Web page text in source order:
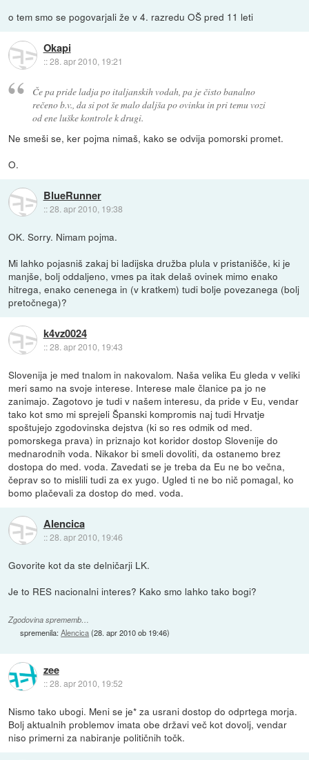
o tem smo se pogovarjali že v 4. razredu OŠ pred 11 leti
Okapi
::28. apr 2010, 19:21
Če pa pride ladja po italjanskih vodah, pa je čisto banalno
rečeno b.v., da si pot še malo daljša po ovinku in pri temu vozi
od ene luške kontrole k drugi.
Ne smeši se, ker pojma nimaš, kako se odvija pomorski promet.
O.
BlueRunner
::28. apr 2010, 19:38
OK. Sorry. Nimam pojma.
Mi lahko pojasniš zakaj bi ladijska družba plula v pristanišče, ki je
manjše, bolj oddaljeno, vmes pa itak delaš ovinek mimo enako
hitrega, enako cenenega in (v kratkem) tudi bolje povezanega (bolj
pretočnega)?
k4vz0024
::28. apr 2010, 19:43
Slovenija je med tnalom in nakovalom. Naša velika Eu gleda v veliki
meri samo na svoje interese. Interese male članice pa jo ne
zanimajo. Zagotovo je tudi v našem interesu, da pride v Eu, vendar
tako kot smo mi sprejeli Španski kompromis naj tudi Hrvatje
spoštujejo zgodovinska dejstva (ki so res odmik od med.
pomorskega prava) in priznajo kot koridor dostop Slovenije do
mednarodnih voda. Nikakor bi smeli dovoliti, da ostanemo brez
dostopa do med. voda. Zavedati se je treba da Eu ne bo večna,
čeprav so to mislili tudi za ex yugo. Ugled ti ne bo nič pomagal, ko
bomo plačevali za dostop do med. voda.
Alencica
::28. apr 2010, 19:46
Govorite kot da ste delničarji LK.
Je to RES nacionalni interes? Kako smo lahko tako bogi?
Zgodovina sprememb…
spremenila:Alencica(28. apr 2010 ob 19:46)
zee
::28. apr 2010, 19:52
Nismo tako ubogi. Meni se je* za usrani dostop do odprtega morja.
Bolj aktualnih problemov imata obe državi več kot dovolj, vendar
niso primerni za nabiranje političnih točk.